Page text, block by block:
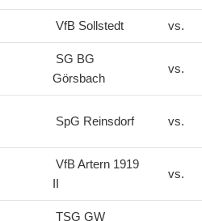
VfB Sollstedt vs.
SG BG
Görsbach
vs.
SpG Reinsdorf vs.
VfB Artern 1919
II
vs.
TSG GW